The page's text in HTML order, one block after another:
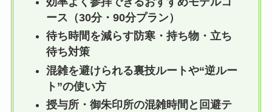
ース（30分・90分プラン）
待ち時間を減らす防寒・持ち物・立ち
待ち対策
混雑を避けられる裏技ルートや“逆ルー
ト”の使い方
授与所・御朱印所の混雑時間と回避テ